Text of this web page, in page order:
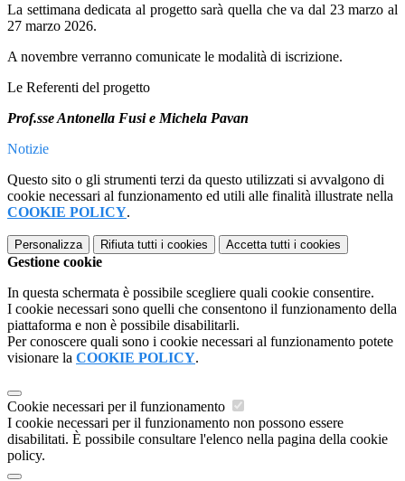
La settimana dedicata al progetto sarà quella che va dal 23 marzo al
27 marzo 2026.
A novembre verranno comunicate le modalità di iscrizione.
Le Referenti del progetto
Prof.sse Antonella Fusi e Michela Pavan
Notizie
Questo sito o gli strumenti terzi da questo utilizzati si avvalgono di
cookie necessari al funzionamento ed utili alle finalità illustrate nella
COOKIE POLICY.
Personalizza Rifiuta tutti i cookies Accetta tutti i cookies
Gestione cookie
In questa schermata è possibile scegliere quali cookie consentire.
I cookie necessari sono quelli che consentono il funzionamento della
piattaforma e non è possibile disabilitarli.
Per conoscere quali sono i cookie necessari al funzionamento potete
visionare la COOKIE POLICY.
Cookie necessari per il funzionamento
I cookie necessari per il funzionamento non possono essere
disabilitati. È possibile consultare l'elenco nella pagina della cookie
policy.